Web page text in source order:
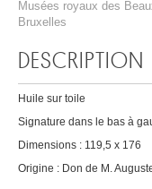
Musées royaux des
Bruxelles
DESCRIPTION
Huile sur toile
Signature dans le bas à
Dimensions : 119,5 x 176
Origine : Don de M.